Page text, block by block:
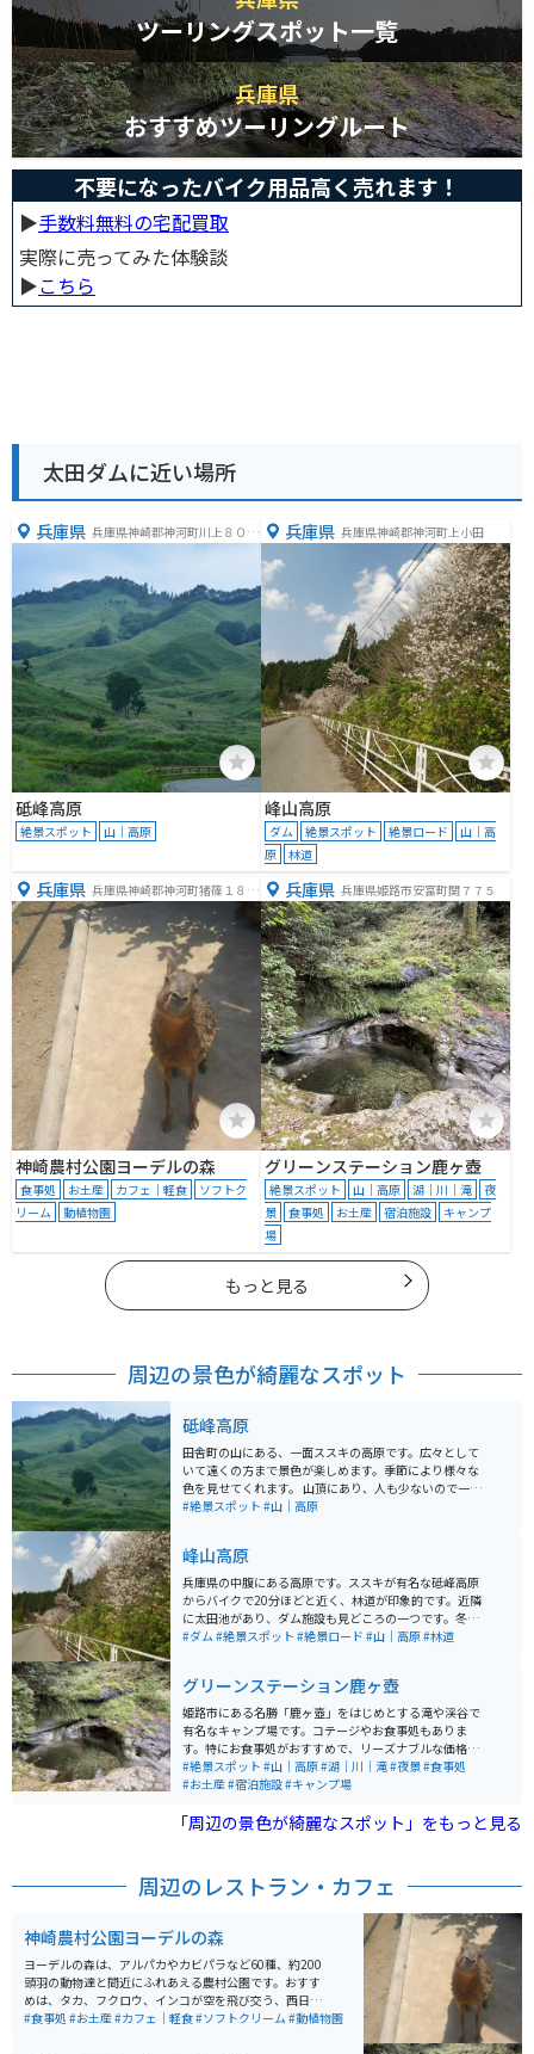
ツーリングスポット一覧
兵庫県
おすすめツーリングルート
不要になったバイク用品高く売れます！
▶︎手数料無料の宅配買取
実際に売ってみた体験談
▶︎こちら
太田ダムに近い場所
兵庫県 兵庫県神崎郡神河町川上８０１
砥峰高原
絶景スポット 山｜高原
兵庫県 兵庫県神崎郡神河町上小田
峰山高原
ダム 絶景スポット 絶景ロード
山｜高
原
林道
兵庫県 兵庫県神崎郡神河町猪篠１８６
８
神崎農村公園ヨーデルの森
食事処 お土産 カフェ｜軽食
ソフトク
リーム
動植物園
兵庫県 兵庫県姫路市安富町関７７５
グリーンステーション鹿ヶ壺
絶景スポット 山｜高原 湖｜川｜滝
夜
景
食事処 お土産 宿泊施設
キャンプ
場
もっと見る
周辺の景色が綺麗なスポット
砥峰高原
田舎町の山にある、一面ススキの高原です。広々として
いて遠くの方まで景色が楽しめます。季節により様々な
色を見せてくれます。 山頂にあり、人も少ないので一人
でのんびりしたい、ゆっくりしたい時にはオススメで
#絶景スポット #山｜高原
峰山高原
兵庫県の中腹にある高原です。ススキが有名な砥峰高原
からバイクで20分ほどと近く、林道が印象的です。近隣
に太田池があり、ダム施設も見どころの一つです。冬場
はスキー場としても有名です。
#ダム#絶景スポット #絶景ロード #山｜高原#林道
グリーンステーション鹿ヶ壺
姫路市にある名勝「鹿ヶ壺」をはじめとする滝や渓谷で
有名なキャンプ場です。コテージやお食事処もありま
す。特にお食事処がおすすめで、リーズナブルな価格で
定食が楽しめます。夏はゆるやかな滝で川遊びができる
ため、家族連れにもおすすめです。
#絶景スポット #山｜高原#湖｜川｜滝#夜景#食事処
#お土産#宿泊施設#キャンプ場
「周辺の景色が綺麗なスポット」をもっと見る
周辺のレストラン・カフェ
神崎農村公園ヨーデルの森
ヨーデルの森は、アルパカやカビパラなど60種、約200
頭羽の動物達と間近にふれあえる農村公園です。おすす
めは、タカ、フクロウ、インコが空を飛び交う、西日本
最大級のバードパフォーマンスショーです。 パン作りや
#食事処 #お土産#カフェ｜軽食#ソフトクリーム#動植物園